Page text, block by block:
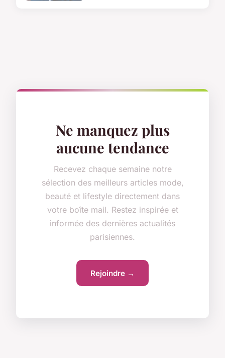
Ne manquez plus
aucune tendance
Recevez chaque semaine notre
sélection des meilleurs articles mode,
beauté et lifestyle directement dans
votre boîte mail. Restez inspirée et
informée des dernières actualités
parisiennes.
Rejoindre →